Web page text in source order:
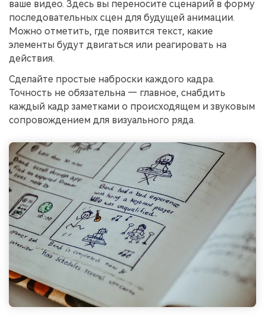
ваше видео. Здесь вы переносите сценарий в форму
последовательных сцен для будущей анимации.
Можно отметить, где появится текст, какие
элементы будут двигаться или реагировать на
действия.
Сделайте простые наброски каждого кадра.
Точность не обязательна — главное, снабдить
каждый кадр заметками о происходящем и звуковым
сопровождением для визуального ряда.